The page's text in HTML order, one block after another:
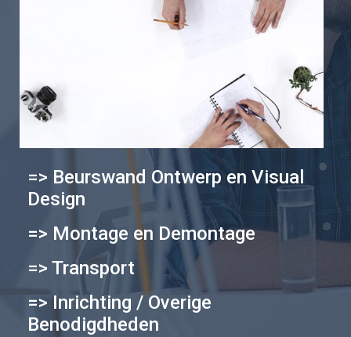
=> Beurswand Ontwerp en Visual
Design
=> Montage en Demontage
=> Transport
=> Inrichting / Overige
Benodigdheden